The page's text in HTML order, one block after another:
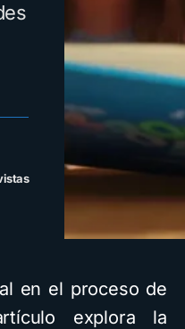
en el proceso de
explora la